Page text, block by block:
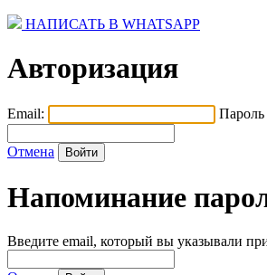
НАПИСАТЬ В WHATSAPP
Авторизация
Email: Пароль
Отмена
Напоминание
Введите email, который вы указывали